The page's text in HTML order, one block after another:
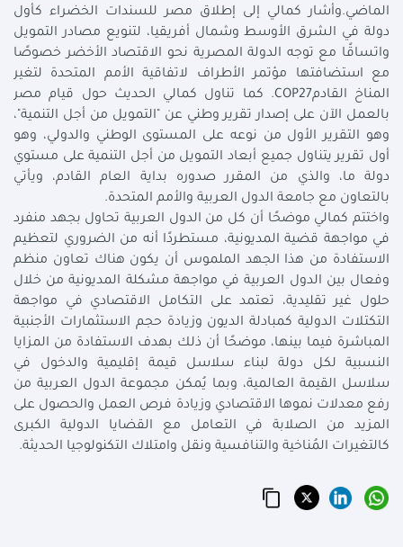
الماضي.وأشار كمالي إلى إطلاق مصر للسندات الخضراء كأول
دولة في الشرق الأوسط وشمال أفريقيا، لتنويع مصادر التمويل
واتساقًا مع توجه الدولة المصرية نحو الاقتصاد الأخضر خصوصًا
مع استضافتها مؤتمر الأطراف لاتفاقية الأمم المتحدة لتغير
المناخ القادمCOP27. كما تناول كمالي الحديث حول قيام مصر
بالعمل الآن على إصدار تقرير وطني عن "التمويل من أجل التنمية"،
وهو التقرير الأول من نوعه على المستوى الوطني والدولي، وهو
أول تقرير يتناول جميع أبعاد التمويل من أجل التنمية على مستوي
دولة ما، والذي من المقرر صدوره بداية العام القادم، ويأتي
بالتعاون مع جامعة الدول العربية والأمم المتحدة.
واختتم كمالي موضحًا أن كل من الدول العربية تحاول بجهد منفرد
في مواجهة قضية المديونية، مستطردًا أنه من الضروري لتعظيم
الاستفادة من هذا الجهد الملموس أن يكون هناك تعاون منظم
وفعال بين الدول العربية في مواجهة مشكلة المديونية من خلال
حلول غير تقليدية، تعتمد على التكامل الاقتصادي في مواجهة
التكتلات الدولية كمبادلة الديون وزيادة حجم الاستثمارات الأجنبية
المباشرة فيما بينها، موضحًا أن ذلك بهدف الاستفادة من المزايا
النسبية لكل دولة لبناء سلاسل قيمة إقليمية والدخول في
سلاسل القيمة العالمية، وبما يُمكن مجموعة الدول العربية من
رفع معدلات نموها الاقتصادي وزيادة فرص العمل والحصول على
المزيد من الصلابة في التعامل مع القضايا الدولية الكبرى
كالتغيرات المُناخية والتنافسية ونقل وامتلاك التكنولوجيا الحديثة.